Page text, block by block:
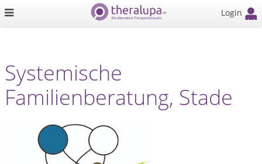
Login
Systemische
Familienberatung, Stade